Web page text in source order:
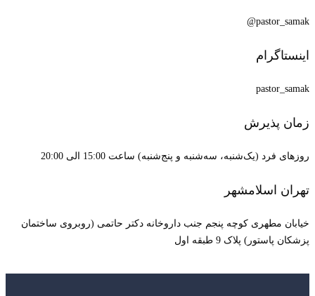
pastor_samak@
اینستاگرام
pastor_samak
زمان پذیرش
روزهای فرد (یک‌شنبه، سه‌شنبه و پنج‌شنبه) ساعت 15:00 الی 20:00
تهران اسلامشهر
خیابان مطهری کوچه پنجم جنب داروخانه دکتر حاتمی (روبروی ساختمان
پزشکان پاستور) پلاک 9 طبقه اول